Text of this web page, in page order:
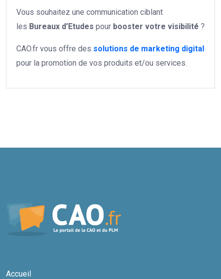
Vous souhaitez une communication ciblant
les Bureaux d’Etudes pour booster votre visibilité ?
CAO.fr vous offre des solutions de marketing digital
pour la promotion de vos produits et/ou services.
Accueil